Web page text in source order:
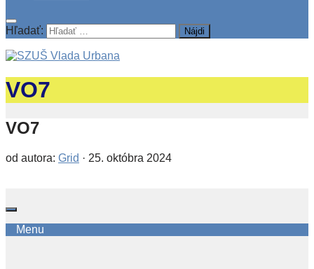
Hľadať:
VO7
VO7
od autora: Grid · 25. októbra 2024
Menu